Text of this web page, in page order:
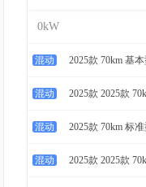
0kW
混动 2025款 70km 基
混动 2025款 2025款
混动 2025款 70km 标
混动 2025款 2025款